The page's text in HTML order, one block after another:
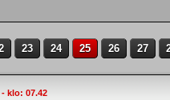
23 24 25 26 27
- klo: 07.42